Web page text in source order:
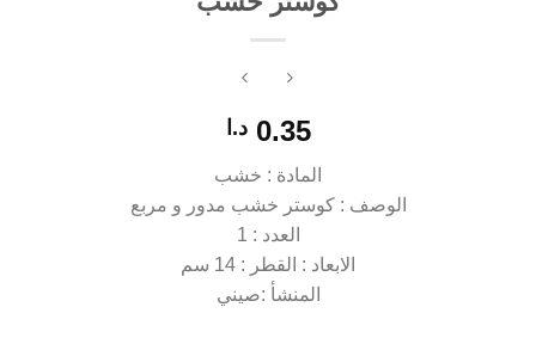
0.35 د.ا
المادة : خشب
الوصف : كوستر خشب مدور و مربع
العدد : 1
الابعاد : القطر : 14 سم
المنشأ :صيني